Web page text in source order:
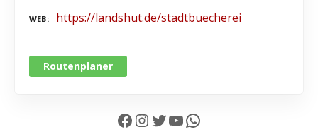
WEB https://landshut.de/stadtbuecherei
Routenplaner
Facebook InstagramTwitter YouTube WhatsApp